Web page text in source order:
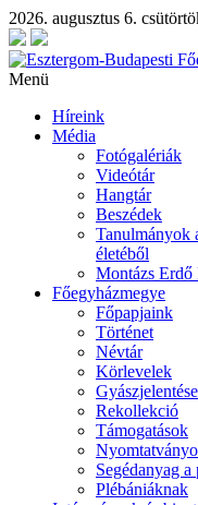
2026. augusztus 6.
Menü
Híreink
Média
Fotógalériák
Videótár
Hangtár
Beszédek
Tanulmányok
életéből
Montázs Erdő
Főegyházmegye
Főpapjaink
Történet
Névtár
Körlevelek
Rekollekció
Támogatások
Segédanyag
Plébániáknak